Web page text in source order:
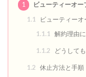
1
ビューティーオー
1.1
ビューティー
1.1.1
解約理由
1.1.2 どうして
1.2 休止方法と手順